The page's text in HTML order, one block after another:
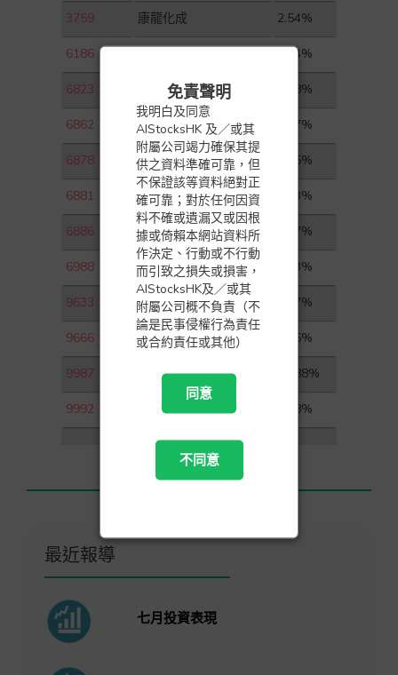
免責聲明
我明白及同意
AIStocksHK 及／或其
附屬公司竭力確保其提
供之資料準確可靠，但
不保證該等資料絕對正
確可靠；對於任何因資
料不確或遺漏又或因根
據或倚賴本網站資料所
作決定、行動或不行動
而引致之損失或損害，
AIStocksHK及／或其
附屬公司概不負責（不
論是民事侵權行為責任
或合約責任或其他）
同意
不同意
3759 康龍化成 2.54%
6186 4.24%
6823 香港電訊－ＳＳ 3.08%
6862 海底撈 4.97%
6878 鼎豐集團控股 3.15%
6881 中國銀河 3.03%
6886 HTSC 3.37%
6988 樂享互動 3.93%
9633 農夫山泉 3.37%
9666 金科服務 5.16%
9987 百勝中國－Ｓ 11.88%
9992 泡泡瑪特 1.98%
最近報導
七月投資表現